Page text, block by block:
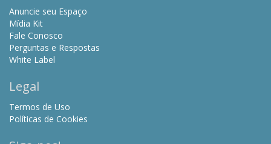
Anuncie seu Espaço
Mídia Kit
Fale Conosco
Perguntas e Respostas
White Label
Legal
Termos de Uso
Políticas de Cookies